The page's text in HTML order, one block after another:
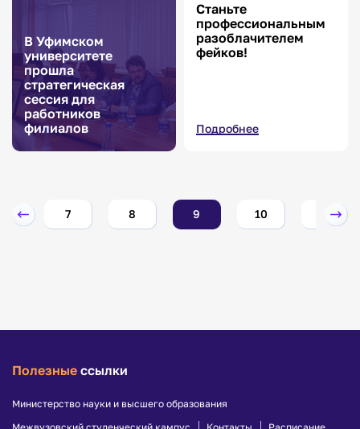
В Уфимском
университете
прошла
стратегическая
сессия для
работников
филиалов
Станьте
профессиональным
разоблачителем
фейков!
Подробнее
7 8 9 10 11
Полезные ссылки
Министерство науки и высшего образования